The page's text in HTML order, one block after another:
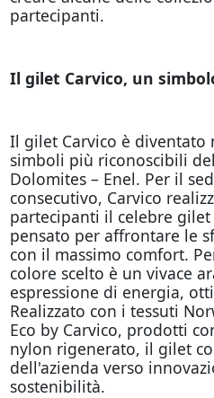
partecipanti.
Il gilet Carvico, un
Il gilet Carvico è diventato
simboli più riconoscibili
Dolomites – Enel. Per il
consecutivo, Carvico
partecipanti il celebre gilet
pensato per affrontare le
con il massimo comfort.
colore scelto è un vivace
espressione di energia,
Realizzato con i tessuti
Eco by Carvico, prodotti
nylon rigenerato, il gilet
dell'azienda verso
sostenibilità.